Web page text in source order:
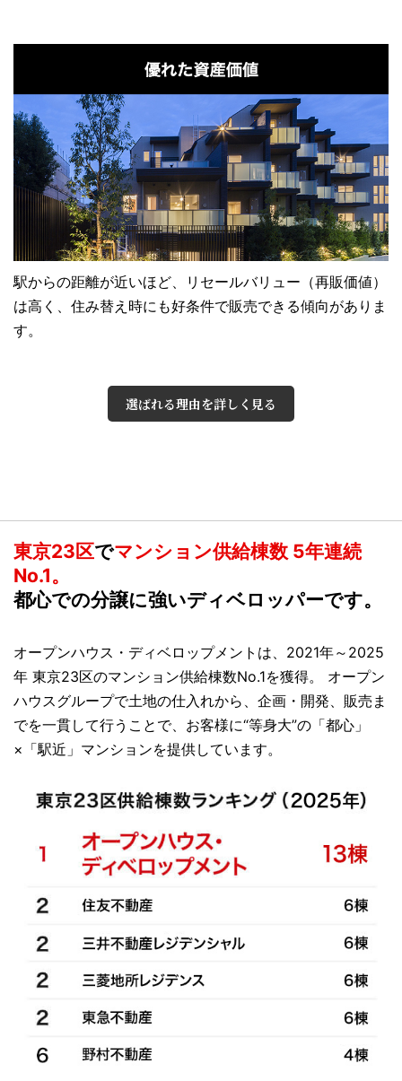
駅からの距離が近いほど、リセールバリュー（再販価値）
は高く、住み替え時にも好条件で販売できる傾向がありま
す。
選ばれる理由を詳しく見る
東京23区でマンション供給棟数 5年連続
No.1。
都心での分譲に強いディベロッパーです。
オープンハウス・ディベロップメントは、2021年～2025
年 東京23区のマンション供給棟数No.1を獲得。 オープン
ハウスグループで土地の仕入れから、企画・開発、販売ま
でを一貫して行うことで、お客様に“等身大”の「都心」
×「駅近」マンションを提供しています。